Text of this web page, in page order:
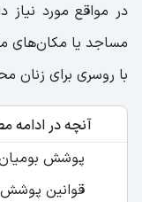
در مواقع مورد نیاز
مساجد یا مکان‌های
با روسری برای زنان
آنچه در ادامه
پوشش
قوانین